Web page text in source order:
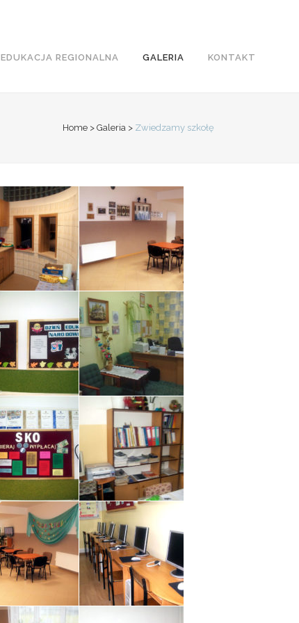
EDUKACJA REGIONALNA GALERIA KONTAKT
Home > Galeria > Zwiedzamy szkołę